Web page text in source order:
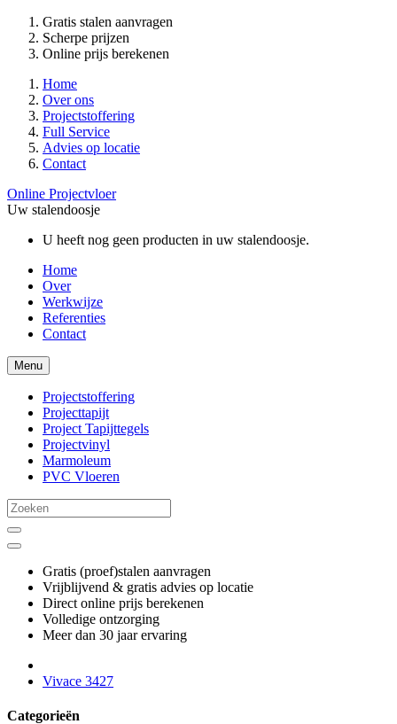
Gratis stalen aanvragen
Scherpe prijzen
Online prijs berekenen
Home
Over ons
Projectstoffering
Full Service
Advies op locatie
Contact
Online Projectvloer
Uw stalendoosje
U heeft nog geen producten in uw stalendoosje.
Home
Over
Werkwijze
Referenties
Contact
Menu
Projectstoffering
Projecttapijt
Project Tapijttegels
Projectvinyl
Marmoleum
PVC Vloeren
Gratis (proef)stalen aanvragen
Vrijblijvend & gratis advies op locatie
Direct online prijs berekenen
Volledige ontzorging
Meer dan 30 jaar ervaring
Vivace 3427
Categorieën